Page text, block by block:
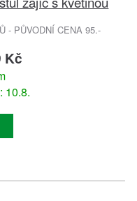
- PŮVODNÍ CENA 95.-
Kč
10.8.